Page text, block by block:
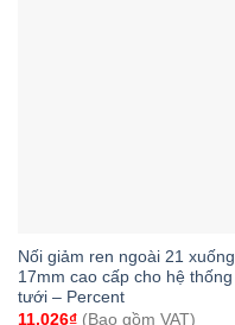
Nối giảm ren ngoài 21 xuống
17mm cao cấp cho hệ thống
tưới – Percent
11.026₫(Bao gồm VAT)